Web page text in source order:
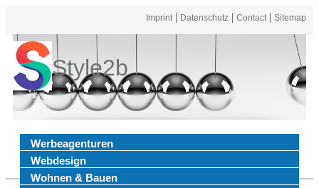
Imprint Datenschutz Contact Sitemap
Style2b
Werbeagenturen
Webdesign
Wohnen & Bauen